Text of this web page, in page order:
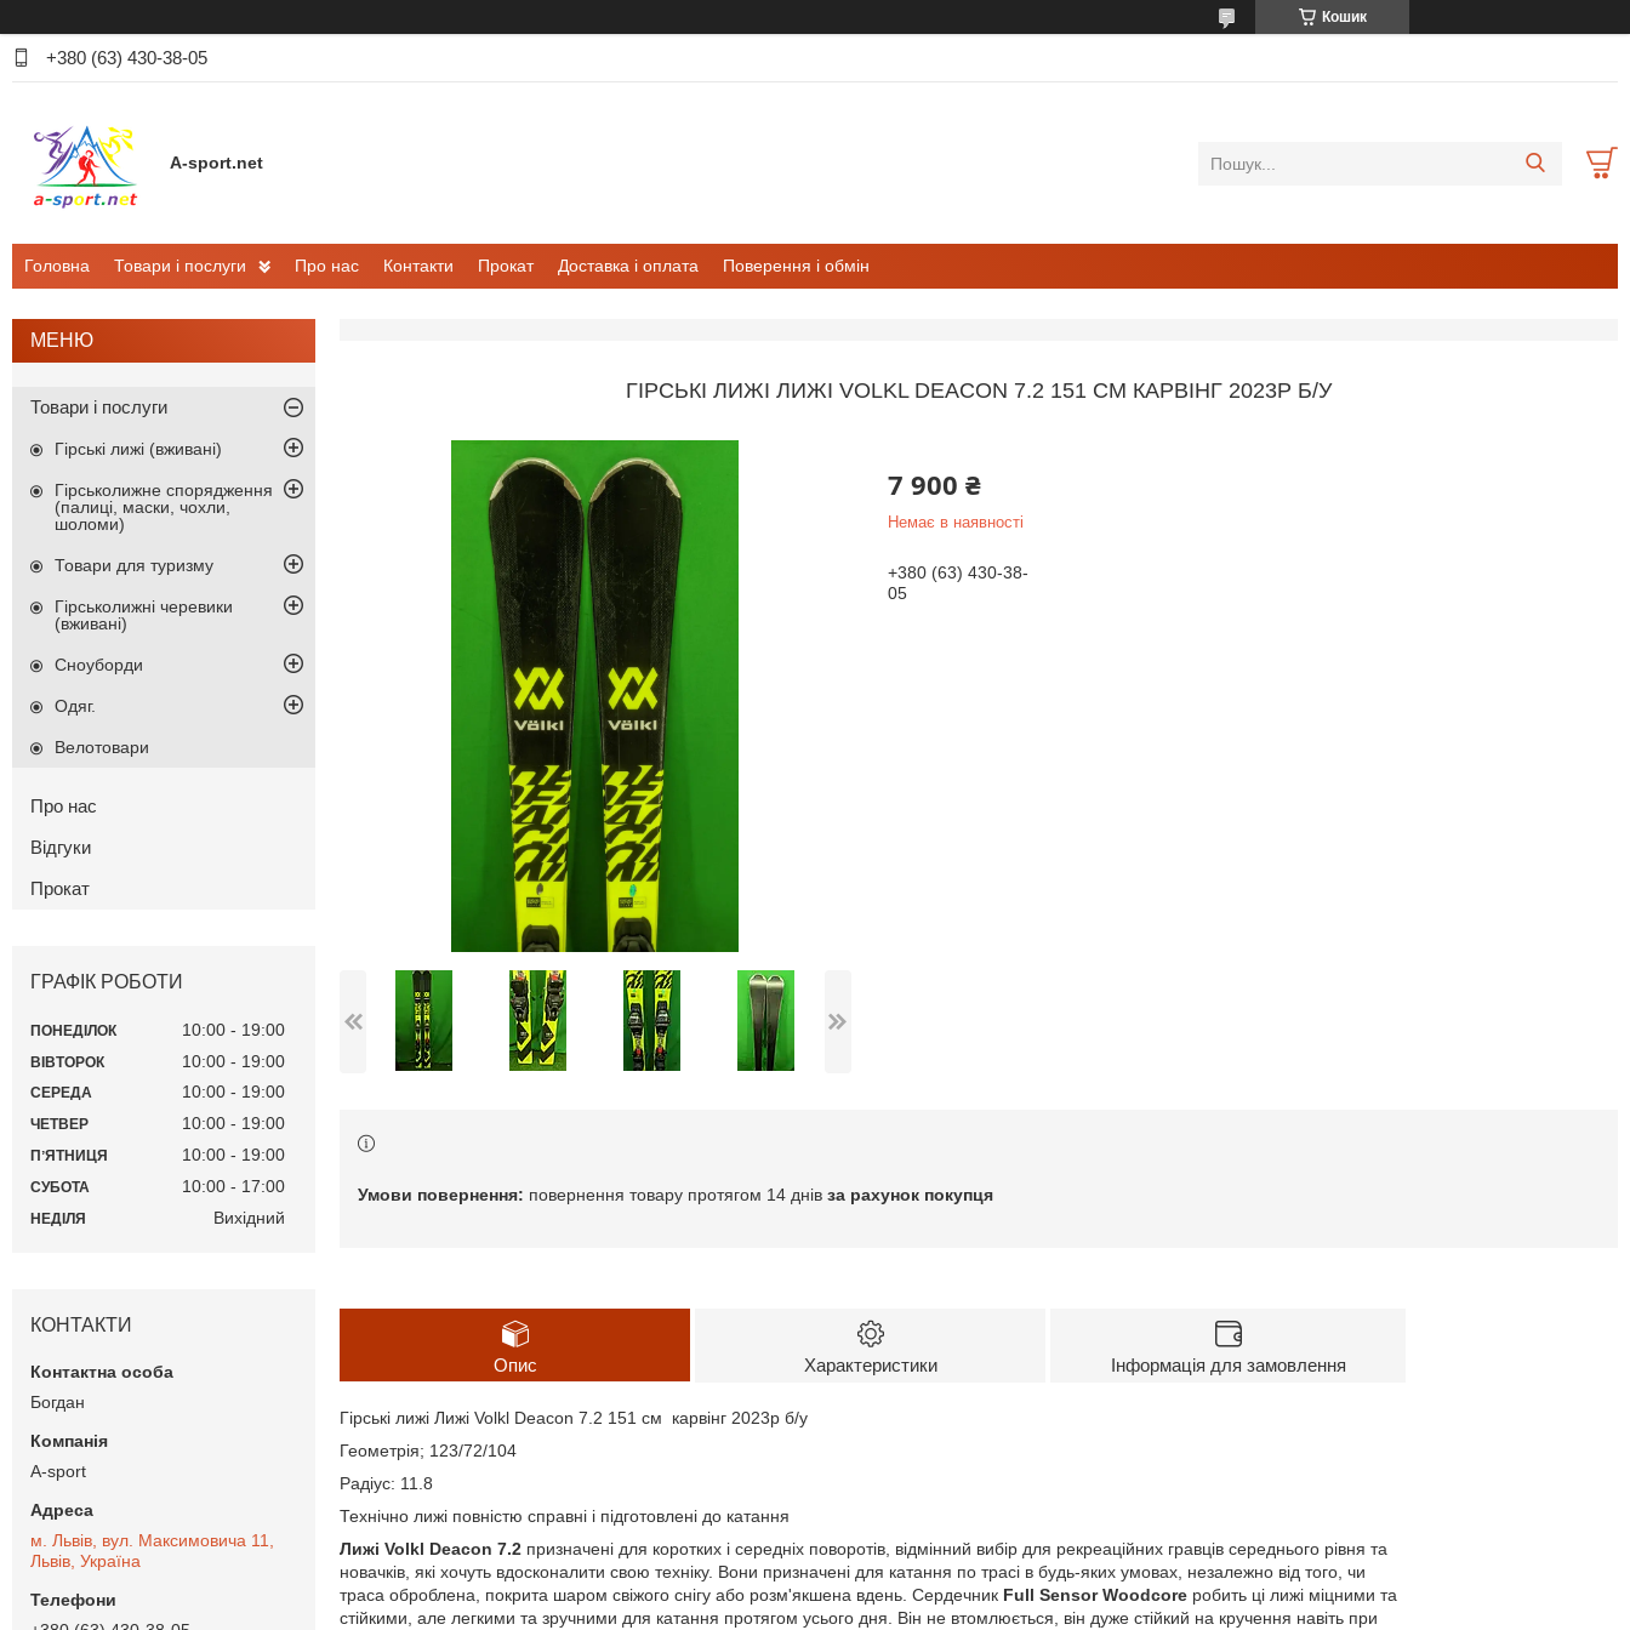
Кошик
+380 (63) 430-38-05
A-sport.net
Головна Товари і послуги Про нас Контакти Прокат Доставка і оплата Поверення і обмін
ГІРСЬКІ ЛИЖІ ЛИЖІ VOLKL DEACON 7.2 151 СМ КАРВІНГ 2023Р Б/У
7 900 ₴
Немає в наявності
+380 (63) 430-38-
05
повернення товару протягом 14 днів за рахунок покупця
Опис Характеристики Інформація для замовлення
Гірські лижі Лижі Volkl Deacon 7.2 151 см карвінг 2023р б/у
Геометрія; 123/72/104
Радіус: 11.8
Технічно лижі повністю справні і підготовлені до катання
Лижі Volkl Deacon 7.2 призначені для коротких і середніх поворотів, відмінний вибір для рекреаційних гравців середнього рівня та
новачків, які хочуть вдосконалити свою техніку. Вони призначені для катання по трасі в будь-яких умовах, незалежно від того, чи
траса оброблена, покрита шаром свіжого снігу або розм'якшена вдень. Сердечник Full Sensor Woodcore робить ці лижі міцними та
стійкими, але легкими та зручними для катання протягом усього дня. Він не втомлюється, він дуже стійкий на кручення навіть при
Товари і послуги
Гірські лижі (вживані)
Гірськолижне спорядження
(палиці, маски, чохли,
шоломи)
Товари для туризму
Гірськолижні черевики
(вживані)
Сноуборди
Одяг.
Велотовари
Про нас
Відгуки
Прокат
ГРАФІК РОБОТИ
ПОНЕДІЛОК 10:00 19:00
ВІВТОРОК 10:00 19:00
СЕРЕДА 10:00 19:00
ЧЕТВЕР 10:00 19:00
ПʼЯТНИЦЯ 10:00 19:00
СУБОТА 10:00 17:00
НЕДІЛЯ Вихідний
КОНТАКТИ
Богдан
A-sport
м. Львів, вул. Максимовича 11,
Львів, Україна